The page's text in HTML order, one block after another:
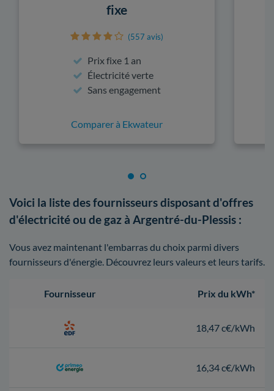
fixe
(557 avis)
Prix fixe 1 an
Électricité verte
Sans engagement
Comparer à Ekwateur
Voici la liste des fournisseurs disposant d'offres
d'électricité ou de gaz à Argentré-du-Plessis :
Vous avez maintenant l'embarras du choix parmi divers
fournisseurs d'énergie. Découvrez leurs valeurs et leurs tarifs.
Fournisseur Prix du kWh*
18,47 c€/kWh
16,34 c€/kWh